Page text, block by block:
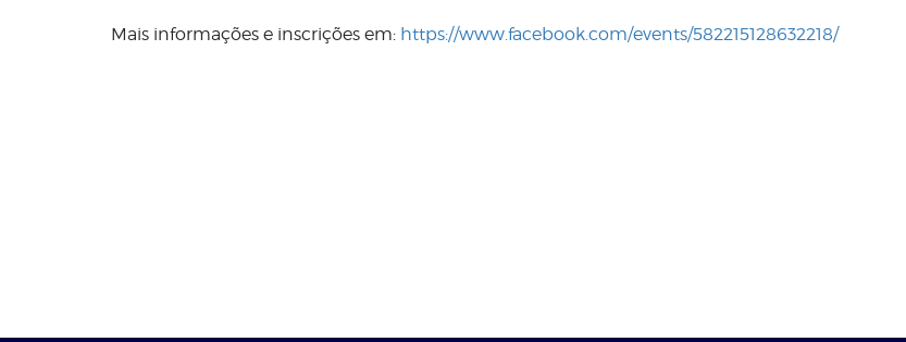
Mais informações e inscrições em: https://www.facebook.com/events/582215128632218/